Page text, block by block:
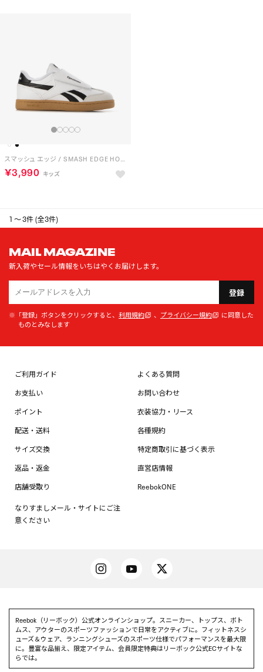
スマッシュ エッジ / SMASH EDGE HOOK & LOOP （ホワイト）
￥3,990
1 ～ 3件 (全3件)
MAIL MAGAZINE
新入荷やセール情報をいちはやくお届けします。
登録
※「登録」ボタンをクリックすると、 利用規約 、 プライバシー規約
に同意した
ものとみなします
ご利用ガイド
お支払い
ポイント
配送・送料
サイズ交換
返品・返金
店舗受取り
なりすましメール・サイトにご注
意ください
よくある質問
お問い合わせ
衣装協力・リース
各種規約
特定商取引に基づく表示
直営店情報
ReebokONE
Reebok（リーボック）公式オンラインショップ。スニーカー、トップス、ボト
ムス、アウターのスポーツファッションで日常をアクティブに。フィットネスシ
ューズ＆ウェア、ランニングシューズのスポーツ仕様でパフォーマンスを最大限
に。豊富な品揃え、限定アイテム、会員限定特典はリーボック公式ECサイトな
らでは。